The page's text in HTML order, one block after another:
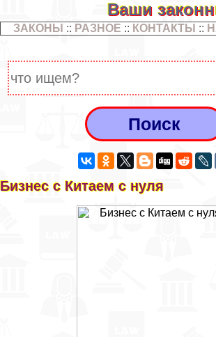
Ваши
ЗАКОНЫ :: РАЗНОЕ :: КОНТАКТЫ ::
Бизнес с Китаем с нуля